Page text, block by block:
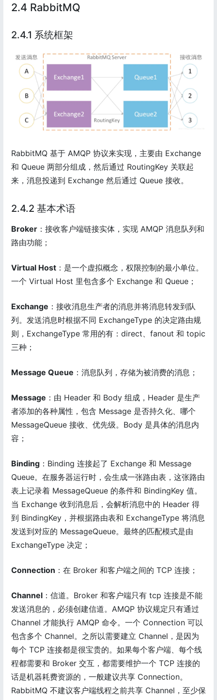
2.4 RabbitMQ
2.4.1 系统框架
RabbitMQ 基于 AMQP 协议来实现，主要由 Exchange
和 Queue 两部分组成，然后通过 RoutingKey 关联起
来，消息投递到 Exchange 然后通过 Queue 接收。
2.4.2 基本术语
Broker ：接收客户端链接实体，实现 AMQP 消息队列和
路由功能；
Virtual Host ：是一个虚拟概念，权限控制的最小单位。
一个 Virtual Host 里包含多个 Exchange 和 Queue；
Exchange ：接收消息生产者的消息并将消息转发到队
列。发送消息时根据不同 ExchangeType 的决定路由规
则，ExchangeType 常用的有：direct、fanout 和 topic
三种；
Message Queue ：消息队列，存储为被消费的消息；
Message ：由 Header 和 Body 组成，Header 是生产
者添加的各种属性，包含 Message 是否持久化、哪个
MessageQueue 接收、优先级。Body 是具体的消息内
容；
Binding ：Binding 连接起了 Exchange 和 Message
Queue。在服务器运行时，会生成一张路由表，这张路由
表上记录着 MessageQueue 的条件和 BindingKey 值。
当 Exchange 收到消息后，会解析消息中的 Header 得
到 BindingKey，并根据路由表和 ExchangeType 将消息
发送到对应的 MessageQueue。最终的匹配模式是由
ExchangeType 决定；
Connection ：在 Broker 和客户端之间的 TCP 连接；
Channel ：信道。Broker 和客户端只有 tcp 连接是不能
发送消息的，必须创建信道。AMQP 协议规定只有通过
Channel 才能执行 AMQP 命令。一个 Connection 可以
包含多个 Channel。之所以需要建立 Channel，是因为
每个 TCP 连接都是很宝贵的。如果每个客户端、每个线
程都需要和 Broker 交互，都需要维护一个 TCP 连接的
话是机器耗费资源的，一般建议共享 Connection。
RabbitMQ 不建议客户端线程之前共享 Channel，至少保